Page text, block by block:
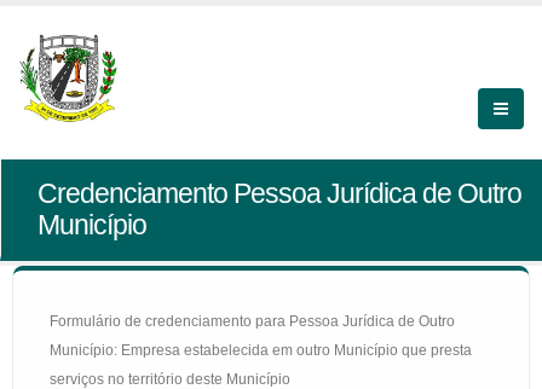
Credenciamento Pessoa Jurídica de Outro
Município
Formulário de credenciamento para Pessoa Jurídica de Outro
Município: Empresa estabelecida em outro Município que presta
serviços no território deste Município